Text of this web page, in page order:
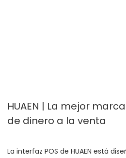
HUAEN | La mejor
de dinero a la venta
La interfaz POS de HUAEN está